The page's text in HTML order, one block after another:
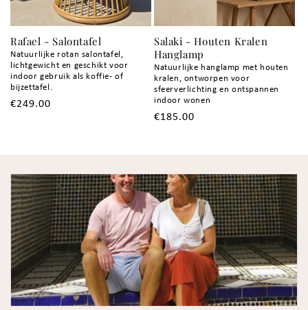
Rafael - Salontafel
Natuurlijke rotan salontafel,
lichtgewicht en geschikt voor
indoor gebruik als koffie- of
bijzettafel.
Normale
€249.00
Salaki - Houten Kralen
Hanglamp
Natuurlijke hanglamp met houten
kralen, ontworpen voor
sfeerverlichting en ontspannen
indoor wonen
Normale
€185.00